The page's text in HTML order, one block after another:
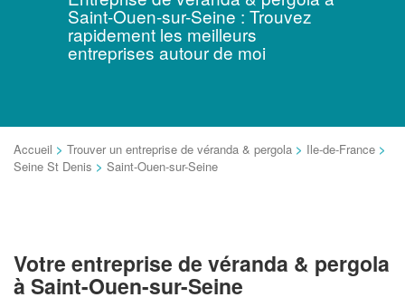
Saint-Ouen-sur-Seine : Trouvez
rapidement les meilleurs
entreprises autour de moi
Accueil > Trouver un entreprise de véranda & pergola > Ile-de-France >
Seine St Denis > Saint-Ouen-sur-Seine
Votre entreprise de véranda & pergola
à Saint-Ouen-sur-Seine